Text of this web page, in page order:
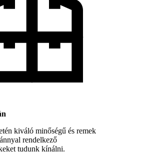
kiváló minőségű és remek
rendelkező
tudunk kínálni.